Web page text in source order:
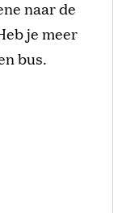
naar de
je meer
bus.